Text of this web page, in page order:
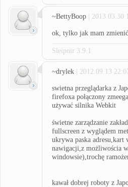
~BettyBoop | 2013.03.30
ok, tylko jak mam
Sleipnir 3.9.1
~drylek | 2012.09.13
swietna przeglądarka z
firefoxa połączony
używać silnika Webkit
świetne zarządzanie
fullscreen z wyglądem
ukrywa paska adresu,kart
nawigacji,z możliwościa
windowsie),trochę
kawał dobrej roboty z